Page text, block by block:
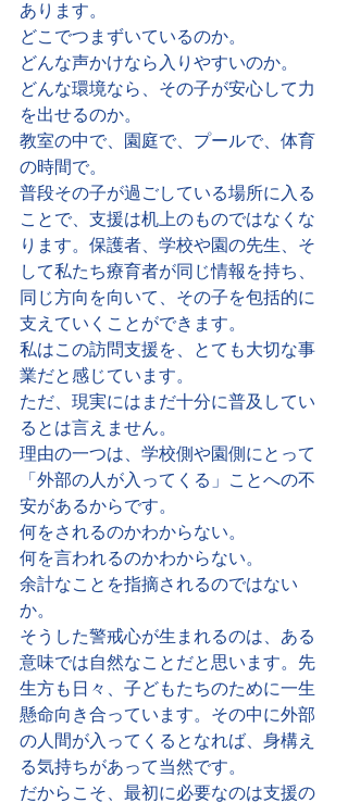
あります。
どこでつまずいているのか。
どんな声かけなら入りやすいのか。
どんな環境なら、その子が安心して力
を出せるのか。
教室の中で、園庭で、プールで、体育
の時間で。
普段その子が過ごしている場所に入る
ことで、支援は机上のものではなくな
ります。保護者、学校や園の先生、そ
して私たち療育者が同じ情報を持ち、
同じ方向を向いて、その子を包括的に
支えていくことができます。
私はこの訪問支援を、とても大切な事
業だと感じています。
ただ、現実にはまだ十分に普及してい
るとは言えません。
理由の一つは、学校側や園側にとって
「外部の人が入ってくる」ことへの不
安があるからです。
何をされるのかわからない。
何を言われるのかわからない。
余計なことを指摘されるのではない
か。
そうした警戒心が生まれるのは、ある
意味では自然なことだと思います。先
生方も日々、子どもたちのために一生
懸命向き合っています。その中に外部
の人間が入ってくるとなれば、身構え
る気持ちがあって当然です。
だからこそ、最初に必要なのは支援の